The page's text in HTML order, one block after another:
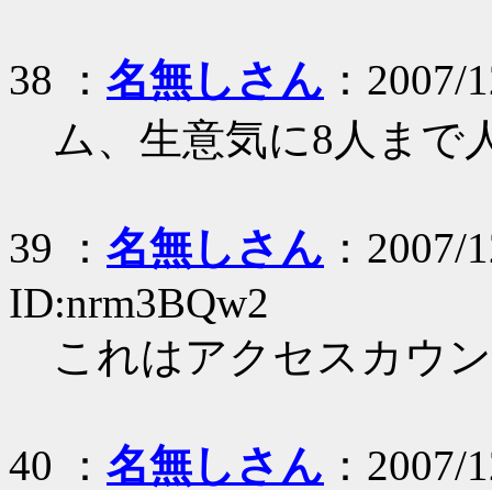
38 ： 名無しさん ：
ム、生意気に8人まで
39 ： 名無しさん ：2007/
ID:nrm3BQw2
これはアクセスカウ
40 ： 名無しさん ：2007/